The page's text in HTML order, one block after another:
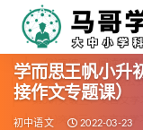
学而思王帆小升
接作文专题课）
初中语文 2022-03-23
全部